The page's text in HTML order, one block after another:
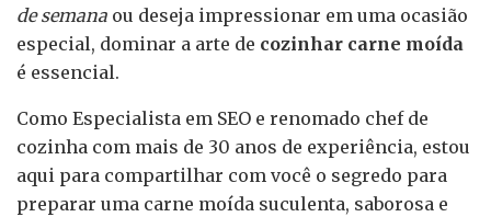
de semana ou deseja impressionar em uma ocasião
especial, dominar a arte de cozinhar carne moída
é essencial.
Como Especialista em SEO e renomado chef de
cozinha com mais de 30 anos de experiência, estou
aqui para compartilhar com você o segredo para
preparar uma carne moída suculenta, saborosa e